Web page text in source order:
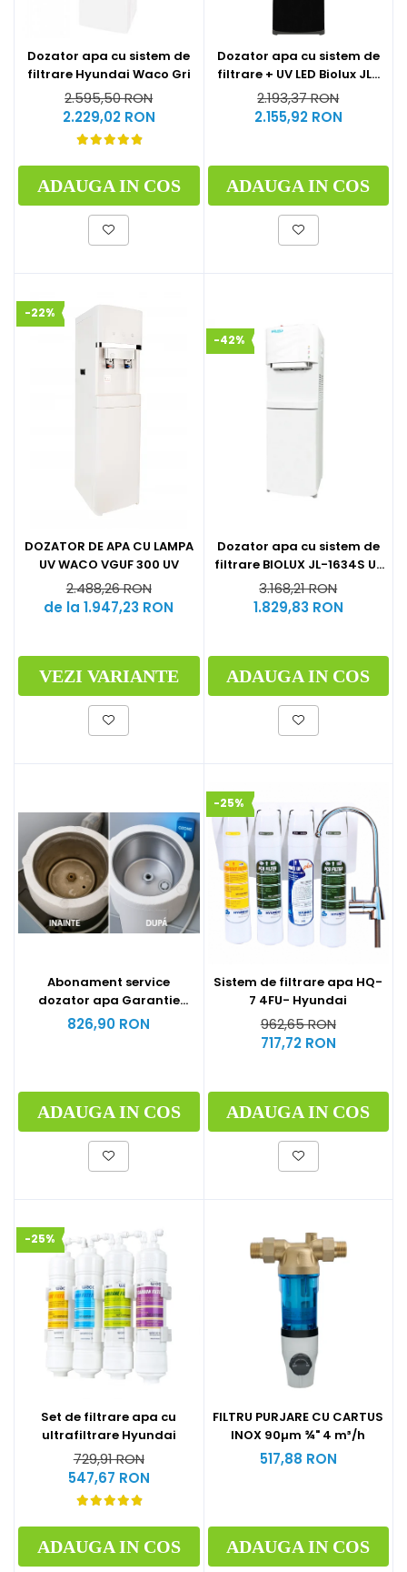
Dozator apa cu sistem de
filtrare Hyundai Waco Gri
2.595,50 RON
2.229,02 RON
ADAUGA IN COS
Dozator apa cu sistem de
filtrare + UV LED Biolux JL-
1844S
2.193,37 RON
2.155,92 RON
ADAUGA IN COS
-22%
DOZATOR DE APA CU LAMPA
UV WACO VGUF 300 UV
2.488,26 RON
de la 1.947,23 RON
VEZI VARIANTE
-42%
Dozator apa cu sistem de
filtrare BIOLUX JL-1634S UF
by Midea
3.168,21 RON
1.829,83 RON
ADAUGA IN COS
Abonament service
dozator apa Garantie
extinsa 12 luni
826,90 RON
ADAUGA IN COS
-25%
Sistem de filtrare apa HQ-
7 4FU- Hyundai
962,65 RON
717,72 RON
ADAUGA IN COS
-25%
Set de filtrare apa cu
ultrafiltrare Hyundai
729,91 RON
547,67 RON
ADAUGA IN COS
FILTRU PURJARE CU CARTUS
INOX 90µm ¾" 4 m³/h
517,88 RON
ADAUGA IN COS